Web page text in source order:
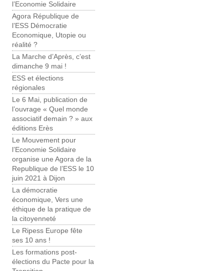
l’Economie Solidaire
Agora République de
l’ESS Démocratie
Economique, Utopie ou
réalité ?
La Marche d’Après, c’est
dimanche 9 mai !
ESS et élections
régionales
Le 6 Mai, publication de
l’ouvrage « Quel monde
associatif demain ? » aux
éditions Erès
Le Mouvement pour
l’Economie Solidaire
organise une Agora de la
Republique de l’ESS le 10
juin 2021 à Dijon
La démocratie
économique, Vers une
éthique de la pratique de
la citoyenneté
Le Ripess Europe fête
ses 10 ans !
Les formations post-
élections du Pacte pour la